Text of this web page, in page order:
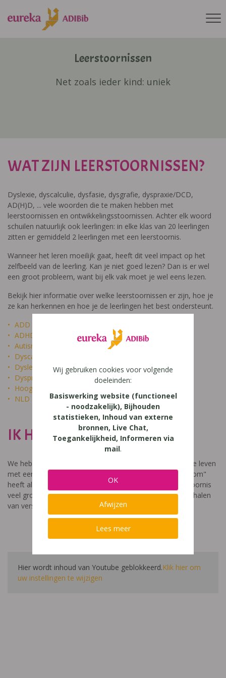
Leerstoornissen
Net zoals ieder kind: uniek
WAT ZIJN LEERSTOORNISSEN?
Dyslexie, dyscalculie, dysfasie, dysgrafie, dyspraxie/DCD,
AD(H)D, ... vele woorden die te maken hebben met
leerstoornissen en ontwikkelingsstoornissen. Achter elk woord
schuilen natuurlijk ook leerlingen: in elke klas van 20 leerlingen
zitten er gemiddeld 2 leerlingen met een leerstoornis.
Wanneer het leren moeilijk gaat, heeft dit veel impact op het
zelfbeeld van de leerling. Kan je niet goed lezen? Dan is er wel
een groot probleem, want bij elk vak moet je wel eens lezen.
Bekijk hier informatie over welke leerstoornissen er zijn, hoe je
ze kan herkennen en hoe je de leerlingen het best ondersteunt.
ADD
ADHD
Autisme
Dyscalculie
Dyslexie
Dyspraxie
Hoogbegaafdheid
NLD
IK HEET NIET DOM
We hebben een video gemaakt die toont hoe het is om te leven
met een leerstoornis. De film met als titel: "Ik heet niet dom"
heeft als doel aan te tonen dat de impact van een leerstoornis
veel groter is dan enkel wat je ziet in de klas. Je hoort verhalen
van verschillende leerlingen en ouders.
Hier wordt inhoud van Youtube geblokkeerd.Klik hier om
uw instellingen te wijzigen
Wij gebruiken cookies voor volgende
doeleinden:
Basiswerking website (functioneel
- noodzakelijk), Bijhouden
statistieken, Inhoud van externe
bronnen, Live Chat,
Toegankelijkheid, Informeren via
mail.
OK
Afwijzen
Lees meer